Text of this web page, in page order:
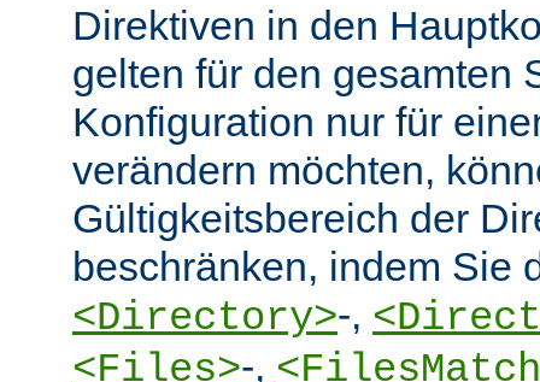
Direktiven in den
gelten für den gesamten
Konfiguration nur für
verändern möchten,
Gültigkeitsbereich der
beschränken, indem Sie
<Directory>-,
<Files>-,